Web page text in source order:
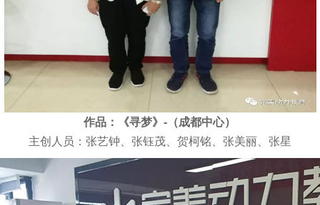
作品：《寻梦》-（成都中心）
主创人员：张艺钟、张钰茂、贺柯铭、张美丽、张星